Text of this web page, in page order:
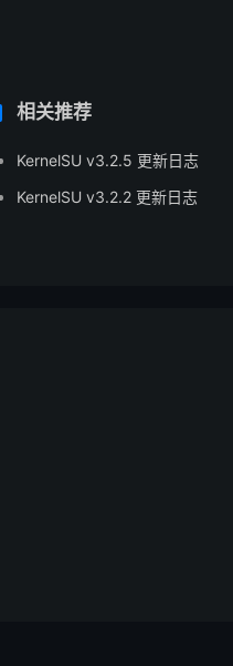
相关推荐
KernelSU v3.2.5 更新日志
KernelSU v3.2.2 更新日志